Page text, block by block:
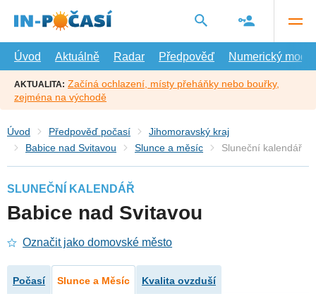
hlavní
Úvod
Aktuálně Radar Předpověď Numerický model
AKTUALITA: Začíná ochlazení, místy přeháňky nebo bouřky,
zejména na východě
Úvod Předpověď počasí
Jihomoravský kraj
Babice nad Svitavou
Slunce a měsíc Sluneční kalendář
SLUNEČNÍ KALENDÁŘ
Babice nad Svitavou
Označit jako domovské město
Počasí Slunce a Měsíc Kvalita ovzduší